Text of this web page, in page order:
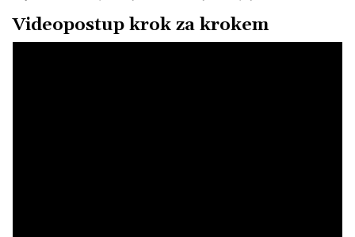
Videopostup krok za krokem